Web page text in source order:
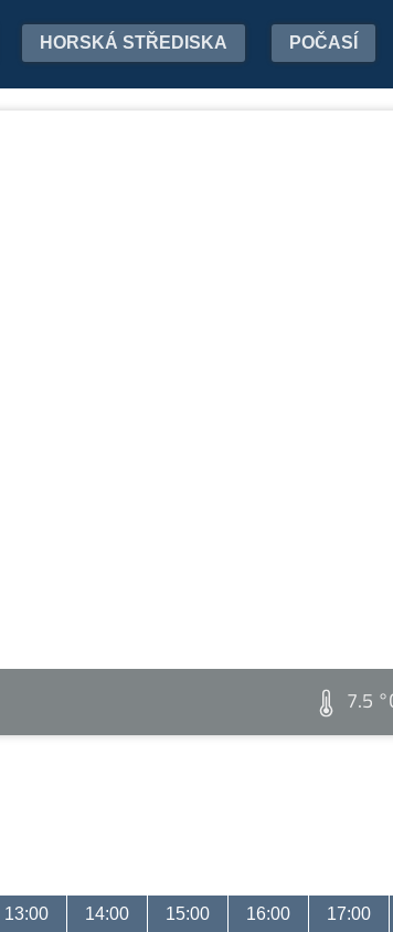
HORSKÁ STŘEDISKA POČASÍ
7.5
13:00 14:00 15:00 16:00 17:00